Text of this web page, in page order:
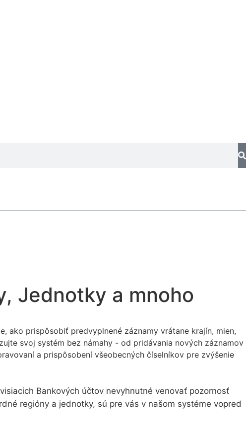
Jednotky a mnoho
ako prispôsobiť predvyplnené záznamy vrátane krajín, mien,
svoj systém bez námahy - od pridávania nových záznamov
a prispôsobení všeobecných číselníkov pre zvýšenie
Bankových účtov nevyhnutné venovať pozornosť
regióny a jednotky, sú pre vás v našom systéme vopred